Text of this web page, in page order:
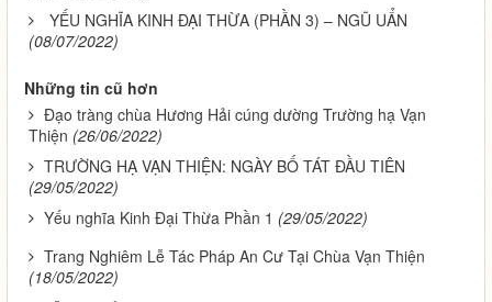
YẾU NGHĨA KINH ĐẠI THỪA (PHẦN 3) – NGŨ UẨN
(08/07/2022)
Những tin cũ hơn
Đạo tràng chùa Hương Hải cúng dường Trường hạ Vạn
Thiện (26/06/2022)
TRƯỜNG HẠ VẠN THIỆN: NGÀY BỐ TÁT ĐẦU TIÊN
(29/05/2022)
Yếu nghĩa Kinh Đại Thừa Phần 1 (29/05/2022)
Trang Nghiêm Lễ Tác Pháp An Cư Tại Chùa Vạn Thiện
(18/05/2022)